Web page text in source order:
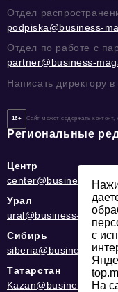
Отдел
podpiska@business-
Отдел по работе с
partner@business-
Написать директору в
16+ Сайт может содержать
Региональные
Центр
center@business-
Урал
ural@business-
Сибирь
siberia@business-
Татарстан
Kazan@business-
с
На